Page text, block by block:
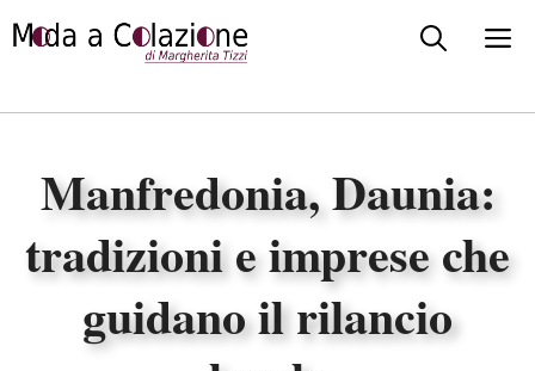
Manfredonia, Daunia:
tradizioni e imprese che
guidano il rilancio